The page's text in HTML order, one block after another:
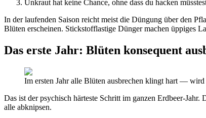
Unkraut hat keine Chance, ohne dass du hacken
In der laufenden Saison reicht meist die Düngung über den
Blüten erscheinen. Stickstofflastige Dünger machen üppiges
Das erste Jahr: Blüten konsequent
Im ersten Jahr alle Blüten ausbrechen klingt hart —
Das ist der psychisch härteste Schritt im ganzen Erdbeer-
alle abknipsen.